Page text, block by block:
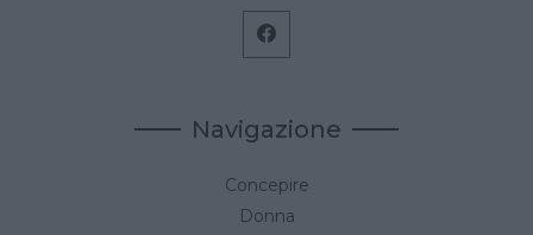
Navigazione
Concepire
Donna